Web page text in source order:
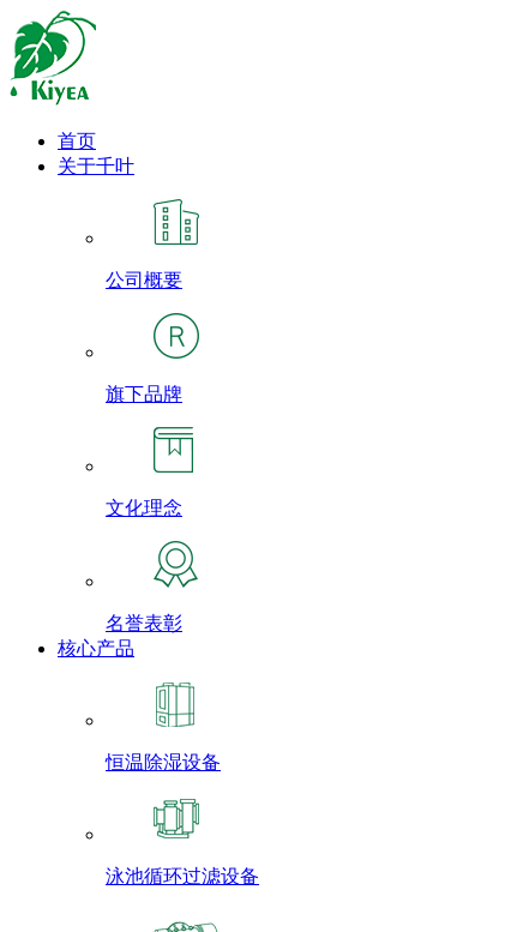
首页
关于千叶
公司概要
旗下品牌
文化理念
名誉表彰
核心产品
恒温除湿设备
泳池循环过滤设备